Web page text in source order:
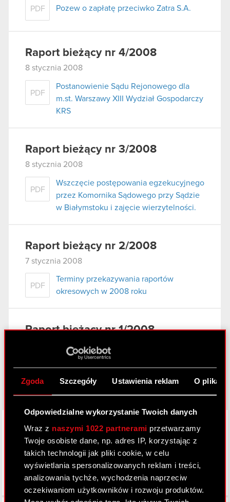
Zgoda Szczegóły Ustawienia reklam O
Odpowiedzialne wykorzystanie Twoich danych
Wraz z naszymi 1022 partnerami przetwarzamy
Twoje osobiste dane, np. adres IP, korzystając z
takich technologii jak pliki cookie, w celu
wyświetlania spersonalizowanych reklam i treści,
analizowania tychże, wychodzenia naprzeciw
oczekiwaniom użytkowników i rozwoju produktów.
PDF Pozew o zapłatę przeciwko Zatra S.A.
Raport bieżący nr 4/2008
8 stycznia 2008
PDF
Postanowienie Sądu Rejonowego dla
m.st. Warszawy XIII Wydział Gospodarczy
KRS
Raport bieżący nr 3/2008
8 stycznia 2008
PDF
Wszczęcie postępowania egzekucyjnego
przez Komornika Sądowego przy Sądzie
w Białymstoku i zajęcie wierzytelności.
Raport bieżący nr 2/2008
7 stycznia 2008
PDF
Terminy przekazywania raportów
okresowych w 2008 roku
Raport bieżący nr 1/2008
7 stycznia 2008
PDF Powołanie prokurenta samoistnego